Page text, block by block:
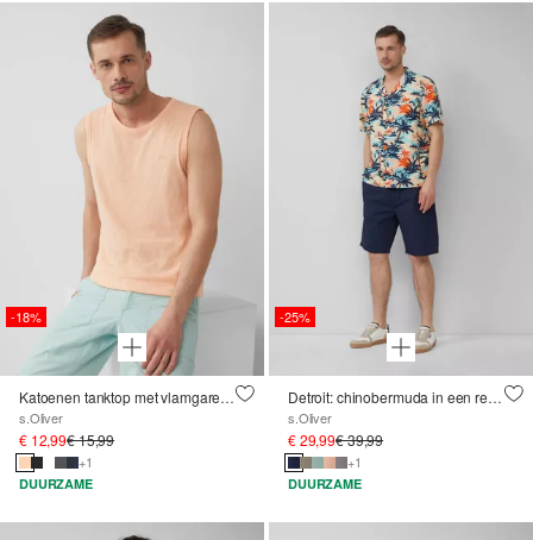
-18%
Katoenen tanktop met vlamgarenstructuur
s.Oliver
€ 12,99€ 15,99
+1
DUURZAME
-25%
Detroit: chinobermuda in een relaxed fit met elastische band
s.Oliver
€ 29,99€ 39,99
+1
DUURZAME